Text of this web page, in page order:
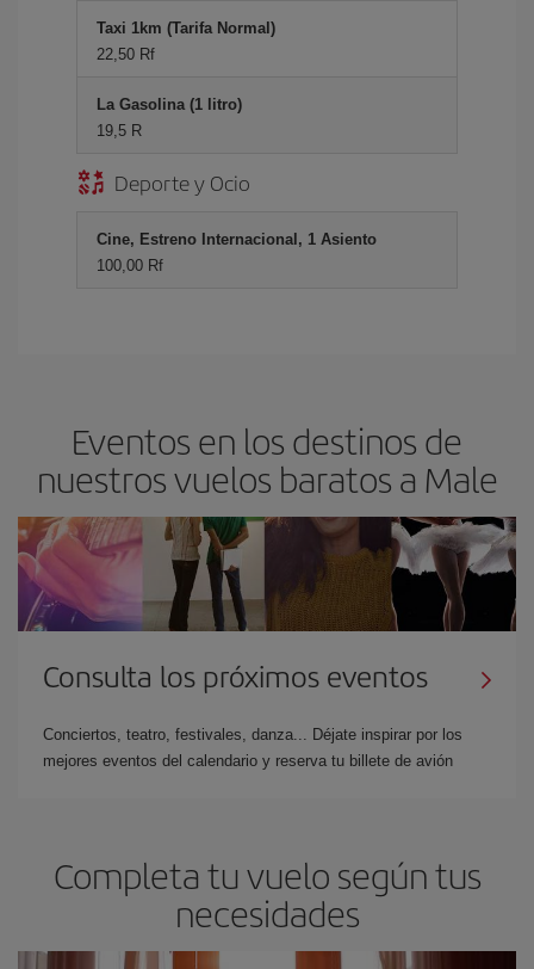
Taxi 1km (Tarifa Normal)
22,50 Rf
La Gasolina (1 litro)
19,5 R
Deporte y Ocio
Cine, Estreno Internacional, 1 Asiento
100,00 Rf
Eventos en los destinos de
nuestros vuelos baratos a Male
Consulta los próximos eventos
Conciertos, teatro, festivales, danza... Déjate inspirar por los
mejores eventos del calendario y reserva tu billete de avión
Completa tu vuelo según tus
necesidades